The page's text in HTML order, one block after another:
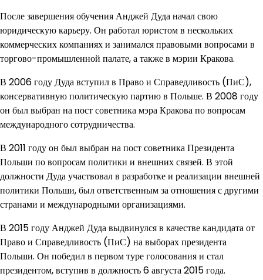
После завершения обучения Анджей Дуда начал свою
юридическую карьеру. Он работал юристом в нескольких
коммерческих компаниях и занимался правовыми вопросами в
торгово-промышленной палате, а также в мэрии Кракова.
В 2006 году Дуда вступил в Право и Справедливость (ПиС),
консервативную политическую партию в Польше. В 2008 году
он был выбран на пост советника мэра Кракова по вопросам
международного сотрудничества.
В 2011 году он был выбран на пост советника Президента
Польши по вопросам политики и внешних связей. В этой
должности Дуда участвовал в разработке и реализации внешней
политики Польши, был ответственным за отношения с другими
странами и международными организациями.
В 2015 году Анджей Дуда выдвинулся в качестве кандидата от
Право и Справедливость (ПиС) на выборах президента
Польши. Он победил в первом туре голосования и стал
президентом, вступив в должность 6 августа 2015 года.